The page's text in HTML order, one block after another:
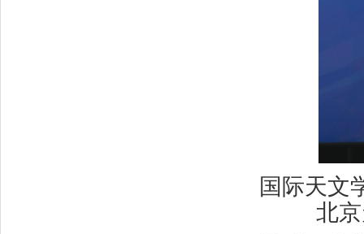
国际天文
北